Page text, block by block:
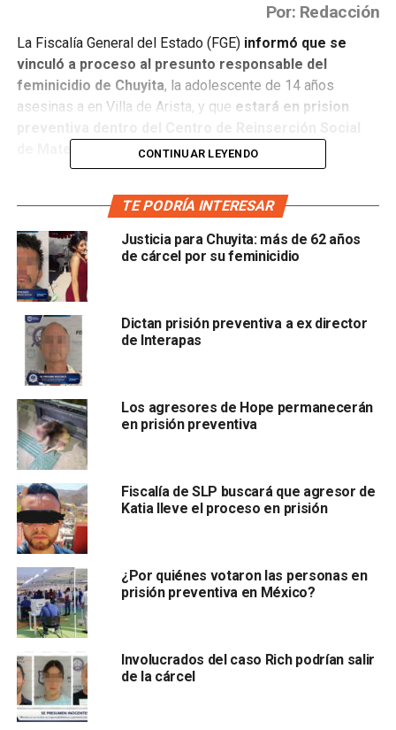
Por: Redacción
La Fiscalía General del Estado (FGE)informó que se
vinculó a proceso al presunto responsable del
feminicidio de Chuyita, la adolescente de 14 años
asesinas a en Villa de Arista, y que estará en prision
Investigación y Acceso a la Justicia de Feminicidios,le
imputó los hechos a Jorge “N” de 33 años de edad.
El juez de control determinó queesta persona quedaría
en prisión preventiva oficiosa, además que se le
otorgó para las partes cuatro meses para la
investigación complementaria.
Jorge “N” habría agredido sexualmente a la víctima
unos baños de la calle Aquiles Serdán en Villa de
Arista, en donde también la privó de la vida, siendo
hallada el pasado 15 de septiembre de 2022.
También lee:
ARTÍCULOS RELACIONADOS: CHUYITA
PRISION PREVENTIVA
SIGUIENTE
CONTINUAR LEYENDO
TE PODRÍA INTERESAR
Justicia para Chuyita: más de 62 años
de cárcel por su feminicidio
Dictan prisión preventiva a ex director
de Interapas
Los agresores de Hope permanecerán
en prisión preventiva
Fiscalía de SLP buscará que agresor de
Katia lleve el proceso en prisión
¿Por quiénes votaron las personas en
prisión preventiva en México?
Involucrados del caso Rich podrían salir
de la cárcel